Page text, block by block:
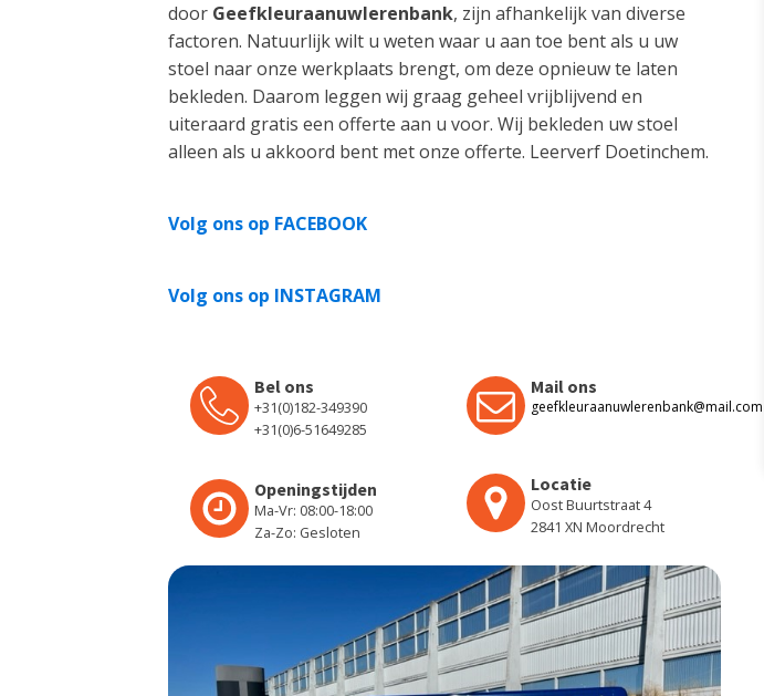
door Geefkleuraanuwlerenbank, zijn afhankelijk van diverse
factoren. Natuurlijk wilt u weten waar u aan toe bent als u uw
stoel naar onze werkplaats brengt, om deze opnieuw te laten
bekleden. Daarom leggen wij graag geheel vrijblijvend en
uiteraard gratis een offerte aan u voor. Wij bekleden uw stoel
alleen als u akkoord bent met onze offerte. Leerverf Doetinchem.
Volg ons op FACEBOOK
Volg ons op INSTAGRAM
Bel ons
+31(0)182-349390
+31(0)6-51649285
Openingstijden
Ma-Vr: 08:00-18:00
Za-Zo: Gesloten
Mail ons
geefkleuraanuwlerenbank@mail.com
Locatie
Oost Buurtstraat 4
2841 XN Moordrecht